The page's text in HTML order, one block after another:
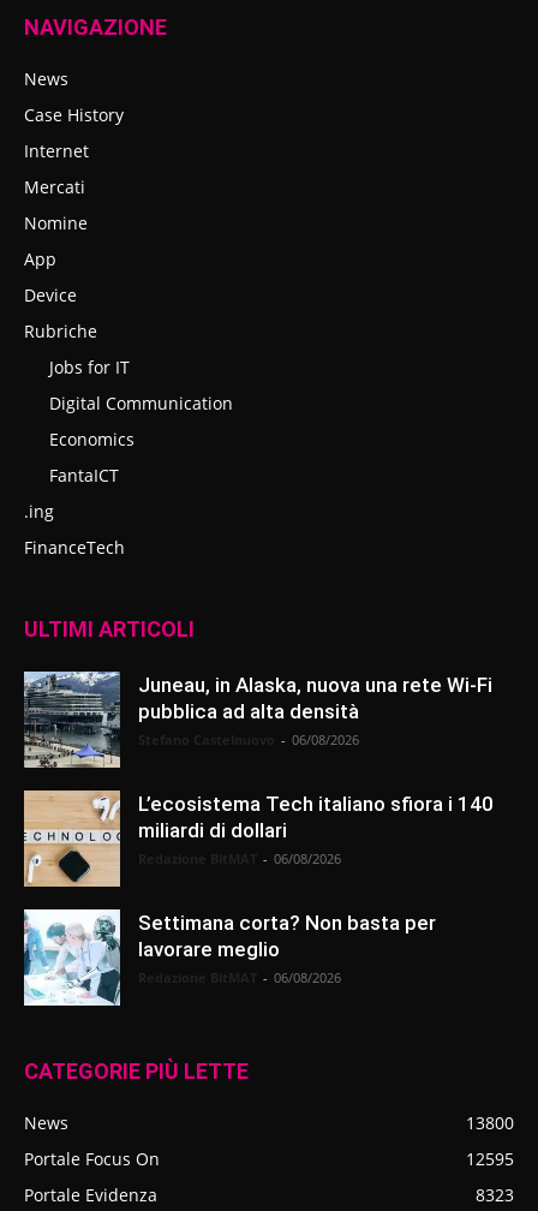
NAVIGAZIONE
News
Case History
Internet
Mercati
Nomine
App
Device
Rubriche
Jobs for IT
Digital Communication
Economics
FantaICT
.ing
FinanceTech
ULTIMI ARTICOLI
Juneau, in Alaska, nuova una rete Wi-Fi
pubblica ad alta densità
- 06/08/2026
L’ecosistema Tech italiano sfiora i 140
miliardi di dollari
- 06/08/2026
Settimana corta? Non basta per
lavorare meglio
- 06/08/2026
CATEGORIE PIÙ LETTE
News
13800
Portale Focus On
12595
Portale Evidenza
8323